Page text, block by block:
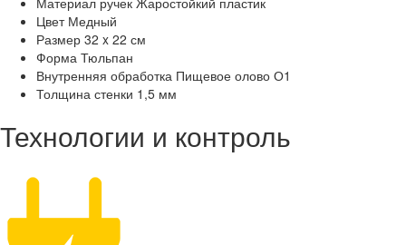
Цвет Медный
Размер 32 x 22 см
Форма Тюльпан
Внутренняя обработка Пищевое олово О1
Толщина стенки 1,5 мм
Технологии и контроль